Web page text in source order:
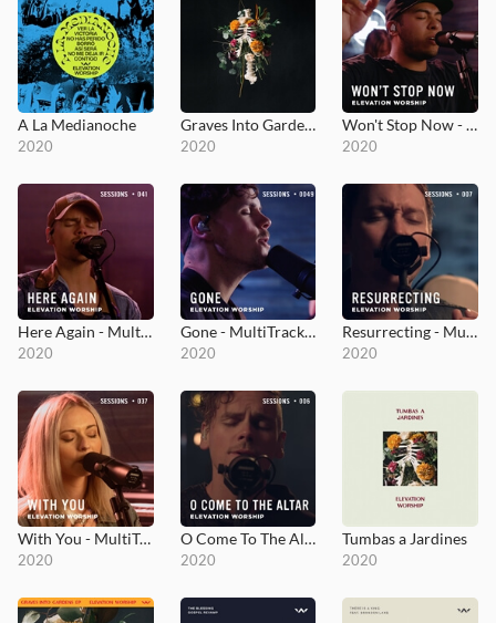
A La Medianoche
2020
Graves Into Gardens
2020
Won't Stop Now - MultiTracks.com Session
2020
Here Again - MultiTracks.com Session
2020
Gone - MultiTracks.com Session
2020
Resurrecting - MultiTracks.com Session
2020
With You - MultiTracks.com Session
2020
O Come To The Altar - MultiTracks.com Session
2020
Tumbas a Jardines
2020